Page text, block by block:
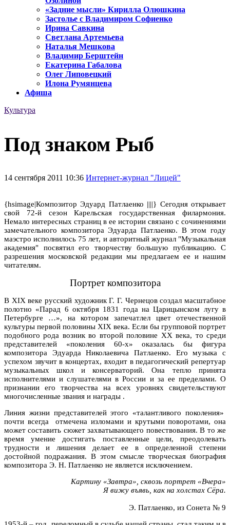
«Задние мысли» Кирилла Олюшкина
Застолье с Владимиром Софиенко
Ирина Савкина
Светлана Артемьева
Наталья Мешкова
Владимир Берштейн
Екатерина Габалова
Олег Липовецкий
Илона Румянцева
Афиша
Культура
Под знаком Рыб
14 сентября 2011 10:36 Интернет-журнал "Лицей"
{hsimage|Композитор Эдуард Патлаенко ||||} Сегодня открывает
свой 72-й сезон Карельская государственная филармония.
Немало интересных страниц в ее истории связано с сочинениями
замечательного композитора Эдуарда Патлаенко. В этом году
маэстро исполнилось 75 лет, и авторитный журнал "Музыкальная
академия" посвятил его творчеству большую публикацию. С
разрешения московской редакции мы предлагаем ее и нашим
читателям.
Портрет композитора
В XIX веке русский художник Г. Г. Чернецов создал масштабное
полотно «Парад 6 октября 1831 года на Царицынском лугу в
Петербурге …», на котором запечатлел цвет отечественной
культуры первой половины XIX века. Если бы групповой портрет
подобного рода возник во второй половине ХХ века, то среди
представителей «поколения 60-х» оказалась бы фигура
композитора Эдуарда Николаевича Патлаенко. Его музыка с
успехом звучит в концертах, входит в педагогический репертуар
музыкальных школ и консерваторий. Она тепло принята
исполнителями и слушателями в России и за ее пределами. О
признании его творчества на всех уровнях свидетельствуют
многочисленные звания и награды .
Линия жизни представителей этого «талантливого поколения»
почти всегда отмечена изломами и крутыми поворотами, она
может составить сюжет захватывающего повествования. В то же
время умение достигать поставленные цели, преодолевать
трудности и лишения делает ее в определенной степени
достойной подражания. В этом смысле творческая биография
композитора Э. Н. Патлаенко не является исключением.
Картину «Завтра», сквозь портрет «Вчера»
Я вижу въявь, как на холстах Сёра.
Э. Патлаенко, из Сонета № 9